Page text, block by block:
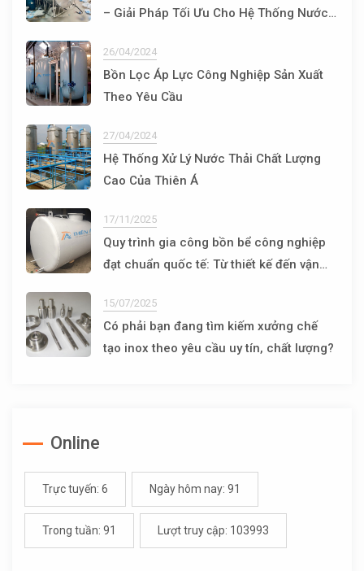
– Giải Pháp Tối Ưu Cho Hệ Thống Nước
26/04/2024
Bồn Lọc Áp Lực Công Nghiệp Sản Xuất
Theo Yêu Cầu
27/04/2024
Hệ Thống Xử Lý Nước Thải Chất Lượng
Cao Của Thiên Á
17/11/2025
Quy trình gia công bồn bể công nghiệp
đạt chuẩn quốc tế: Từ thiết kế đến vận
15/07/2025
Có phải bạn đang tìm kiếm xưởng chế
tạo inox theo yêu cầu uy tín, chất lượng?
Online
Trực tuyến: 6 Ngày hôm nay: 91
Trong tuần: 91 Lượt truy cập: 103993